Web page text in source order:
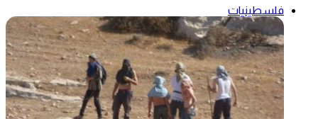
فلسطينيات